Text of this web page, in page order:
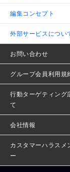
編集コンセプト
外部サービスについ
お問い合わせ
グループ会員利用規
行動ターゲティング
て
会社情報
カスタマーハラスメ
ー